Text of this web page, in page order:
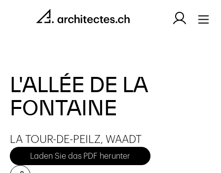
L'ALLÉE DE LA
FONTAINE
LA TOUR-DE-PEILZ, WAADT
Laden Sie das PDF herunter